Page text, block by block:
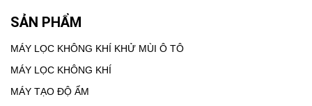
SẢN PHẨM
MÁY LỌC KHÔNG KHÍ KHỬ MÙI Ô TÔ
MÁY LỌC KHÔNG KHÍ
MÁY TẠO ĐỘ ẨM